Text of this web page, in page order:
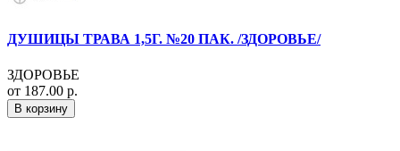
ДУШИЦЫ ТРАВА 1,5Г. №20 ПАК. /ЗДОРОВЬЕ/
ЗДОРОВЬЕ
от 187.00 р.
В корзину